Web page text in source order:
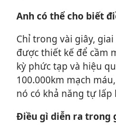
Anh có thể cho biết
Chỉ trong vài giây,
được thiết kế để cầm
kỳ phức tạp và hiệu
100.000km mạch
nó có khả năng tự lấp
Điều gì diễn ra trong